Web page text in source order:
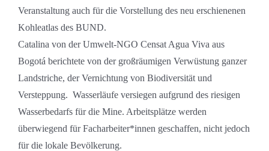
Veranstaltung auch für die Vorstellung des neu erschienenen
Kohleatlas des BUND.
Catalina von der Umwelt-NGO Censat Agua Viva aus
Bogotá berichtete von der großräumigen Verwüstung ganzer
Landstriche, der Vernichtung von Biodiversität und
Versteppung. Wasserläufe versiegen aufgrund des riesigen
Wasserbedarfs für die Mine. Arbeitsplätze werden
überwiegend für Facharbeiter*innen geschaffen, nicht jedoch
für die lokale Bevölkerung.